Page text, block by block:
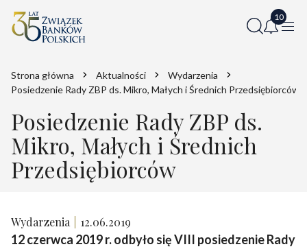
Strona główna Aktualności
Wydarzenia
Posiedzenie Rady ZBP ds. Mikro, Małych i Średnich Przedsiębiorców
Posiedzenie Rady ZBP ds.
Mikro, Małych i Średnich
Przedsiębiorców
Wydarzenia 12.06.2019
12 czerwca 2019 r. odbyło się VIII posiedzenie Rady